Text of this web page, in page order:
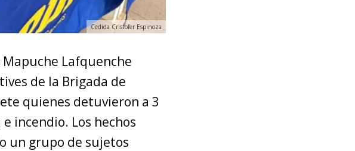
Cedida Cristofer Espinoza
Lafquenche
de la Brigada de
quienes detuvieron a 3
incendio. Los hechos
un grupo de sujetos